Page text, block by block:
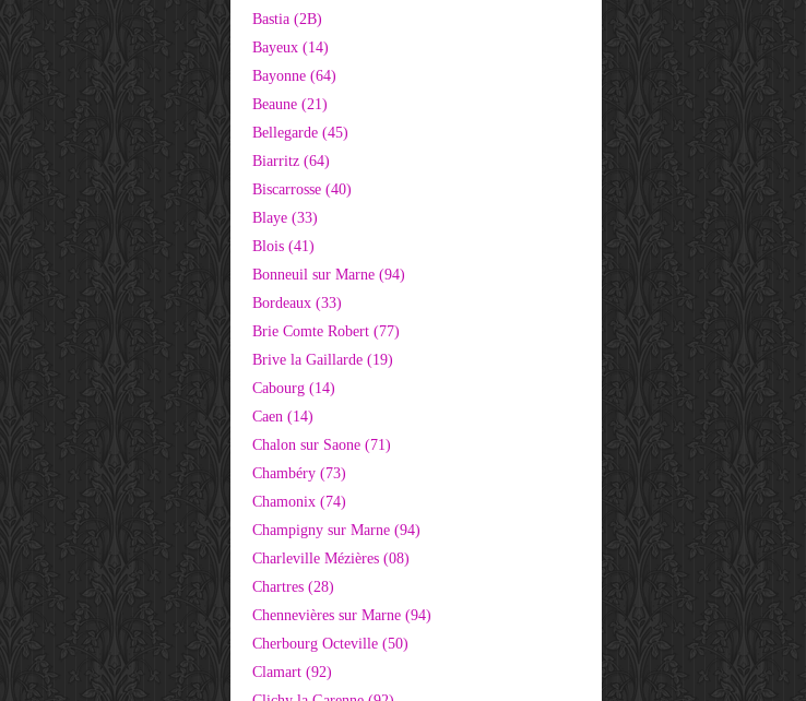
Bastia (2B)
Bayeux (14)
Bayonne (64)
Beaune (21)
Bellegarde (45)
Biarritz (64)
Biscarrosse (40)
Blaye (33)
Blois (41)
Bonneuil sur Marne (94)
Bordeaux (33)
Brie Comte Robert (77)
Brive la Gaillarde (19)
Cabourg (14)
Caen (14)
Chalon sur Saone (71)
Chambéry (73)
Chamonix (74)
Champigny sur Marne (94)
Charleville Mézières (08)
Chartres (28)
Chennevières sur Marne (94)
Cherbourg Octeville (50)
Clamart (92)